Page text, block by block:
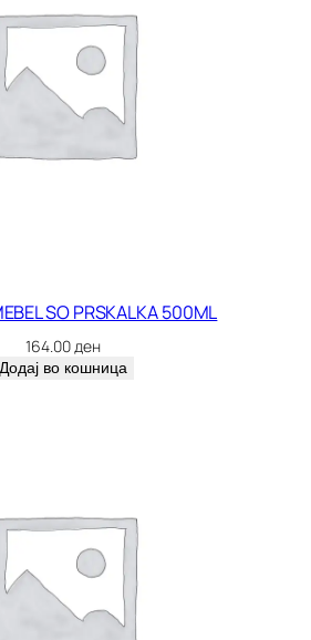
SO PRSKALKA 500ML
164.00ден
Додај во кошница